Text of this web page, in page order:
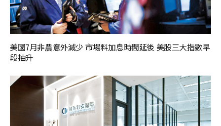
美國7月非農意外減少 市場料加息時間延後 美股三大指數早
段抽升